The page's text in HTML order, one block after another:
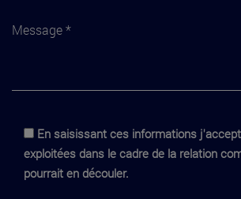
En saisissant ces informations
exploitées dans le cadre de la relation
pourrait en découler.